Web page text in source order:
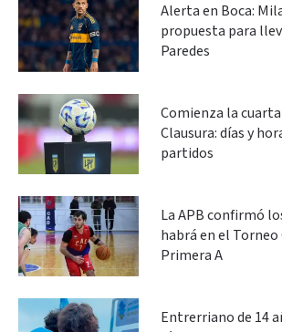
Alerta en Boca:
propuesta para
Paredes
Comienza la
Clausura: días y
partidos
La APB confirmó
habrá en el Torneo
Primera A
Entrerriano de 14